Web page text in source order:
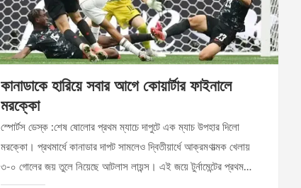
কানাডাকে হারিয়ে সবার আগে কোয়ার্টার ফাইনালে
মরক্কো
স্পোর্টস ডেস্ক :শেষ ষোলোর প্রথম ম্যাচে দাপুটে এক ম্যাচ উপহার দিলো
মরক্কো। প্রথমার্ধে কানাডার দাপট সামলেও দ্বিতীয়ার্ধে আক্রমণাত্মক খেলায়
৩-০ গোলের জয় তুলে নিয়েছে আটলাস লায়ন্স। এই জয়ে টুর্নামেন্টের প্রথম…